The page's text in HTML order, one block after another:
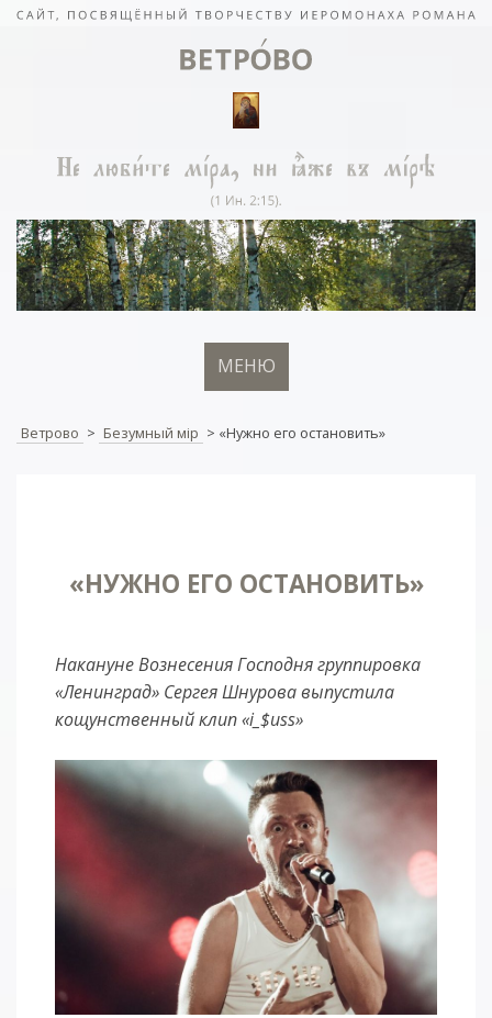
МЕНЮ
Ветрово > Безумный мiр > «Нужно его остановить»
«НУЖНО ЕГО ОСТАНОВИТЬ»
Накануне Вознесения Господня группировка
«Ленинград» Сергея Шнурова выпустила
кощунственный клип «i_$uss»